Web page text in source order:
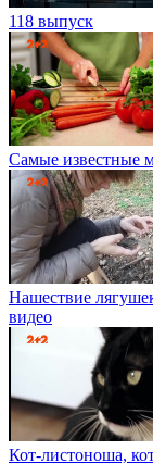
118 выпуск
Самые известные
Нашествие
видео
Кот-листоноша,